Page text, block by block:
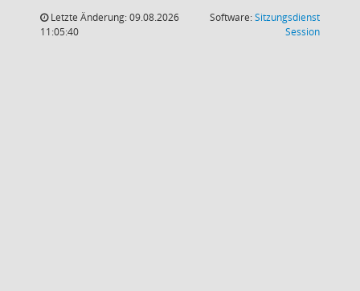
Letzte Änderung: 09.08.2026
11:05:40
Software:Sitzungsdienst
Session(Wird in